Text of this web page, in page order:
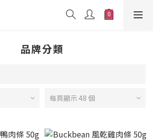
品牌分類
每頁顯示 48 個